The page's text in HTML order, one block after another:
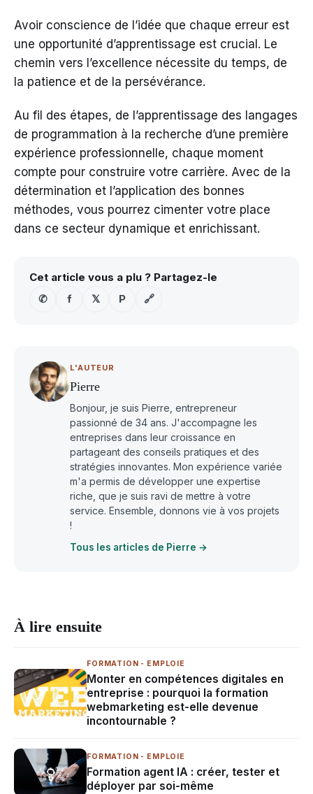
Avoir conscience de l’idée que chaque erreur est
une opportunité d’apprentissage est crucial. Le
chemin vers l’excellence nécessite du temps, de
la patience et de la persévérance.
Au fil des étapes, de l’apprentissage des langages
de programmation à la recherche d’une première
expérience professionnelle, chaque moment
compte pour construire votre carrière. Avec de la
détermination et l’application des bonnes
méthodes, vous pourrez cimenter votre place
dans ce secteur dynamique et enrichissant.
Cet article vous a plu ? Partagez-le
✆
f 𝕏 P 🔗
L'AUTEUR
Pierre
Bonjour, je suis Pierre, entrepreneur
passionné de 34 ans. J'accompagne les
entreprises dans leur croissance en
partageant des conseils pratiques et des
stratégies innovantes. Mon expérience variée
m'a permis de développer une expertise
riche, que je suis ravi de mettre à votre
service. Ensemble, donnons vie à vos projets
!
Tous les articles de Pierre →
À lire ensuite
FORMATION - EMPLOIE
Monter en compétences digitales en
entreprise : pourquoi la formation
webmarketing est-elle devenue
incontournable ?
FORMATION - EMPLOIE
Formation agent IA : créer, tester et
déployer par soi-même